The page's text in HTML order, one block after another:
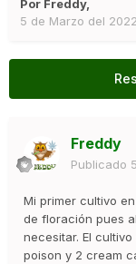
Por Freddy,
5 de Marzo del 2022
Freddy
Publicado
Mi primer cultivo
de floración pues
necesitar. El
poison y 2 cream